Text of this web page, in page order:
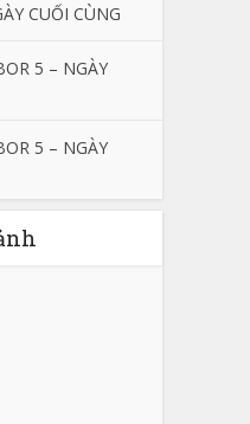
CUỐI CÙNG
5 – NGÀY
5 – NGÀY